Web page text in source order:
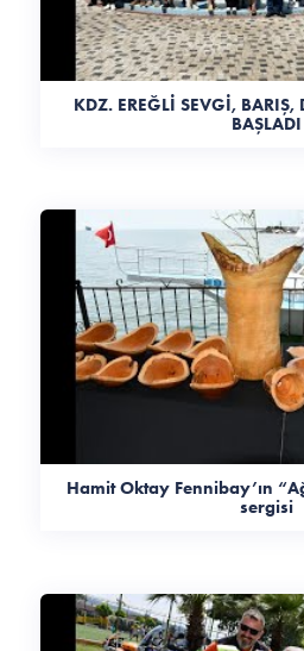
KDZ. EREĞLİ SEVGİ, BARIŞ,
BAŞLADI
Hamit Oktay Fennibay’ın
sergisi